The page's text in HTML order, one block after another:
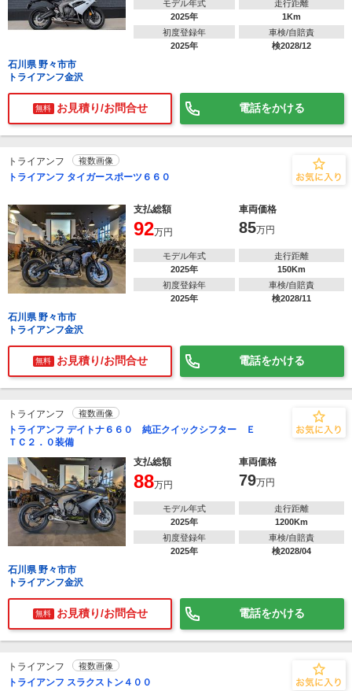
モデル年式
2025年
走行距離
1Km
初度登録年
2025年
車検/自賠責
検2028/12
石川県 野々市市
トライアンフ金沢
無料 お見積り/お問合せ 電話をかける
トライアンフ 複数画像
トライアンフ タイガースポーツ６６０
支払総額 車両価格
92万円 85万円
モデル年式
2025年
走行距離
150Km
初度登録年
2025年
車検/自賠責
検2028/11
石川県 野々市市
トライアンフ金沢
無料 お見積り/お問合せ 電話をかける
トライアンフ 複数画像
トライアンフ デイトナ６６０ 純正クイックシフター Ｅ
ＴＣ２．０装備
支払総額
車両価格
88万円 79万円
モデル年式
2025年
走行距離
1200Km
初度登録年
2025年
車検/自賠責
検2028/04
石川県 野々市市
トライアンフ金沢
無料 お見積り/お問合せ 電話をかける
トライアンフ 複数画像
トライアンフ スラクストン４００